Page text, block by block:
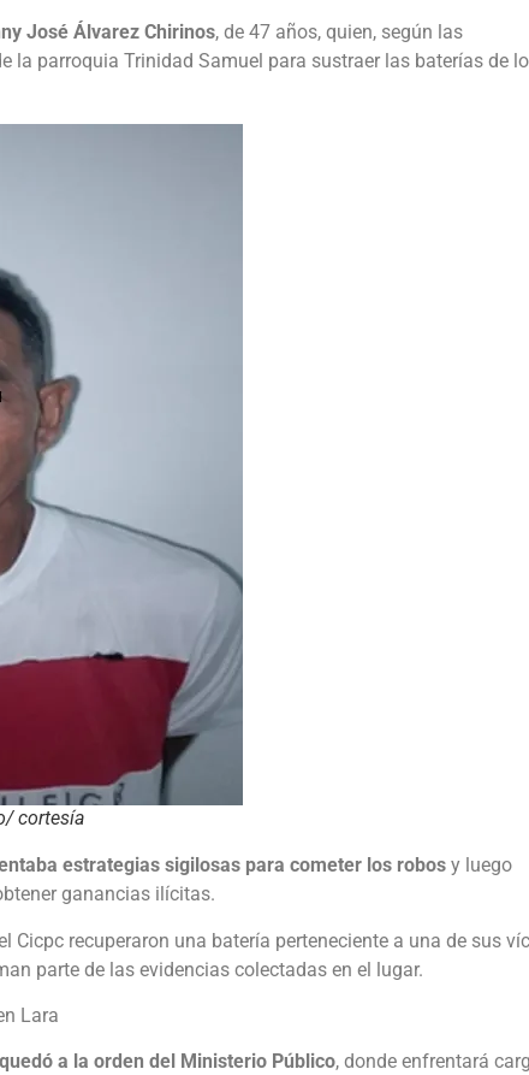
José Álvarez Chirinos, de 47 años, quien, según las
la parroquia Trinidad Samuel para sustraer las baterías de
cortesía
estrategias sigilosas para cometer los robos y luego
ganancias ilícitas.
Cicpc recuperaron una batería perteneciente a una de sus
parte de las evidencias colectadas en el lugar.
Lara
a la orden del Ministerio Público, donde enfrentará